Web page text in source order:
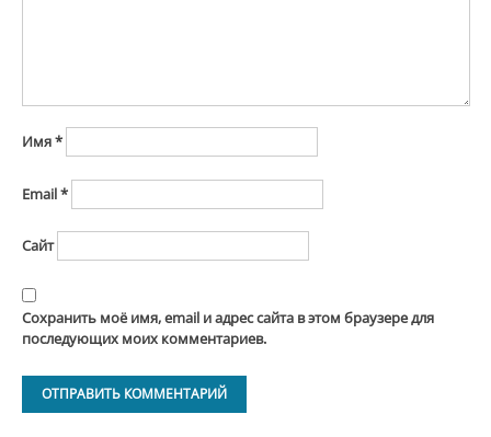
Имя*
Email*
Сайт
Сохранить моё имя, email и адрес сайта в этом браузере для
последующих моих комментариев.